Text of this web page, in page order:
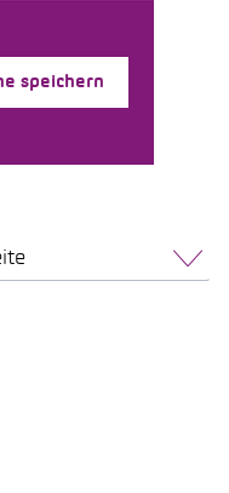
speichern